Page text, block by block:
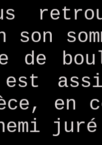
son
de
est
en